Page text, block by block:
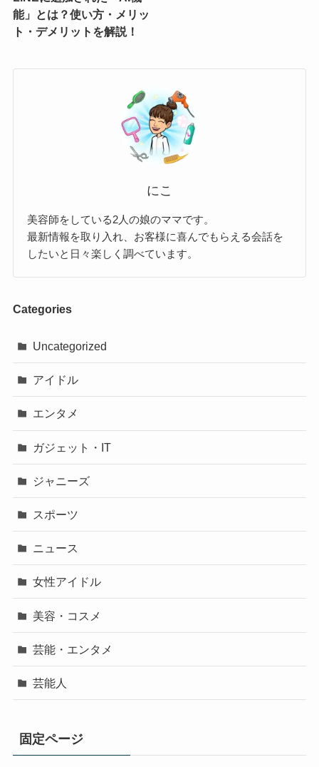
能」とは？使い方・メリッ
ト・デメリットを解説！
にこ
美容師をしている2人の娘のママです。
最新情報を取り入れ、お客様に喜んでもらえる会話を
したいと日々楽しく調べています。
Categories
Uncategorized
アイドル
エンタメ
ガジェット・IT
ジャニーズ
スポーツ
ニュース
女性アイドル
美容・コスメ
芸能・エンタメ
芸能人
固定ページ